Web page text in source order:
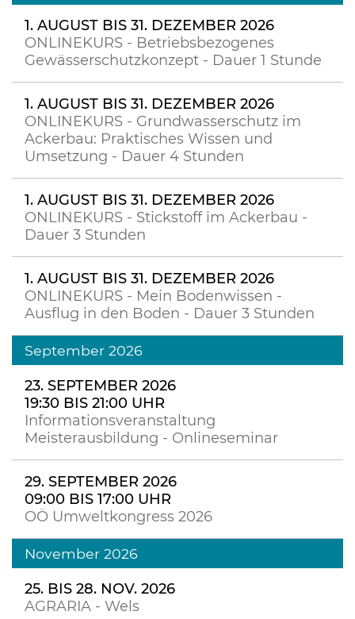
1. AUGUST BIS 31. DEZEMBER 2026
ONLINEKURS - Betriebsbezogenes
Gewässerschutzkonzept - Dauer 1 Stunde
1. AUGUST BIS 31. DEZEMBER 2026
ONLINEKURS - Grundwasserschutz im
Ackerbau: Praktisches Wissen und
Umsetzung - Dauer 4 Stunden
1. AUGUST BIS 31. DEZEMBER 2026
ONLINEKURS - Stickstoff im Ackerbau -
Dauer 3 Stunden
1. AUGUST BIS 31. DEZEMBER 2026
ONLINEKURS - Mein Bodenwissen -
Ausflug in den Boden - Dauer 3 Stunden
September 2026
23. SEPTEMBER 2026
19:30 BIS 21:00 UHR
Informationsveranstaltung
Meisterausbildung - Onlineseminar
29. SEPTEMBER 2026
09:00 BIS 17:00 UHR
OÖ Umweltkongress 2026
November 2026
25. BIS 28. NOV. 2026
AGRARIA - Wels